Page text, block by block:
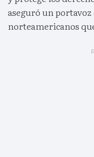
aseguró un portavoz
norteamericanos